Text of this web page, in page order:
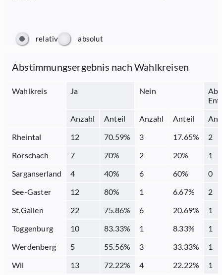
relativ absolut
Abstimmungsergebnis nach Wahlkreisen
Wahlkreis Ja Nein
Anzahl
Anteil Anzahl Anteil
Rheintal
12 70.59% 3 17.65%
2
Rorschach
7 70% 2 20%
1
Sarganserland
4 40% 6 60%
0
See-Gaster
12 80% 1 6.67%
2
St.Gallen
22 75.86% 6 20.69%
1
Toggenburg
10 83.33% 1 8.33%
1
Werdenberg
5 55.56% 3 33.33%
1
Wil
13 72.22% 4 22.22% 1